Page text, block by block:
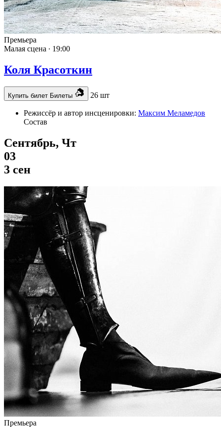
Премьера
Малая сцена ∙ 19:00
Коля Красоткин
Купить билет Билеты 26 шт
Режиссёр и автор инсценировки: Максим Меламедов
Состав
Сентябрь, Чт
03
3 сен
Премьера